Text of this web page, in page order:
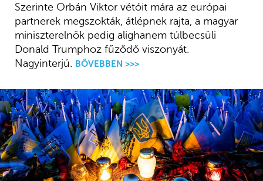
Szerinte Orbán Viktor vétóit mára az európai
partnerek megszokták, átlépnek rajta, a magyar
miniszterelnök pedig alighanem túlbecsüli
Donald Trumphoz fűződő viszonyát.
Nagyinterjú.
BŐVEBBEN >>>